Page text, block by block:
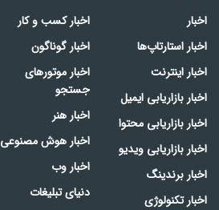
اخبار
اخبار استارتاپ‌ها
اخبار اینترنت
اخبار بازاریابی ایمیل
اخبار بازاریابی محتوا
اخبار بازاریابی ویدیو
اخبار برندینگ
اخبار تکنولوژی
اخبار کسب و کار
اخبار گوناگون
اخبار موتورهای
جستجو
اخبار هنر
اخبار هوش مصنوعی
اخبار وب
دنیای تبلیغات